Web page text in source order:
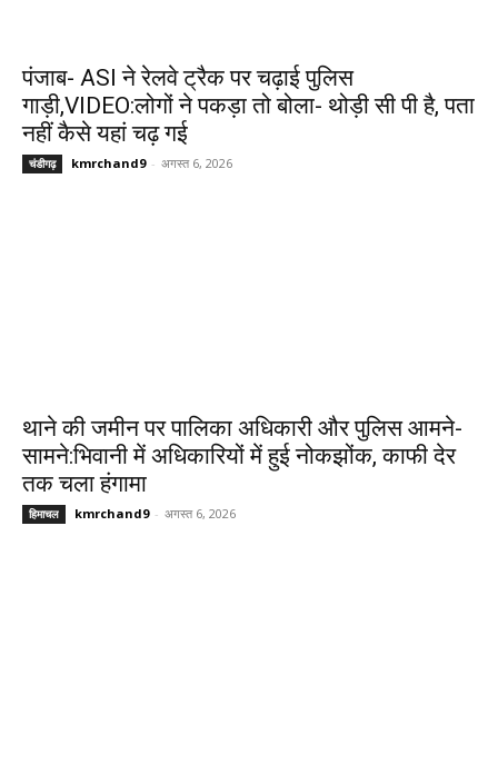
पंजाब- ASI ने रेलवे ट्रैक पर चढ़ाई पुलिस
गाड़ी,VIDEO:लोगों ने पकड़ा तो बोला- थोड़ी सी पी है, पता
नहीं कैसे यहां चढ़ गई
चंडीगढ़ kmrchand9 - अगस्त 6, 2026
थाने की जमीन पर पालिका अधिकारी और पुलिस आमने-
सामने:भिवानी में अधिकारियों में हुई नोकझोंक, काफी देर
तक चला हंगामा
हिमाचल kmrchand9 - अगस्त 6, 2026